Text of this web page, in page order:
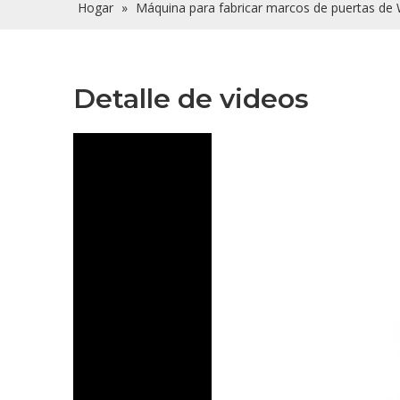
Hogar » Máquina para fabricar marcos de puertas de
Detalle de videos